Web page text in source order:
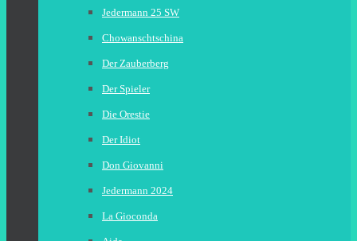
Jedermann 25 SW
Chowanschtschina
Der Zauberberg
Der Spieler
Die Orestie
Der Idiot
Don Giovanni
Jedermann 2024
La Gioconda